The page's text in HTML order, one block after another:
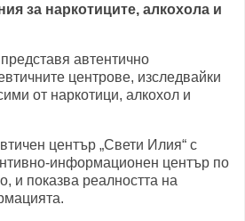
за наркотиците, алкохола и
автентично
центрове, изследвайки
от наркотици, алкохол и
център „Свети Илия“ с
информационен център по
и показва реалността на